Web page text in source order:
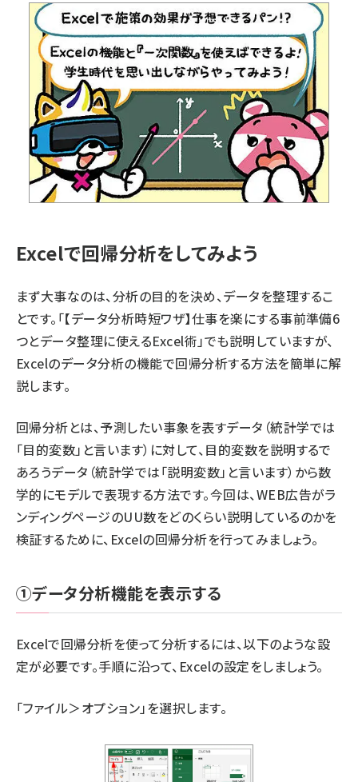
Excelで回帰分析をしてみよう
まず大事なのは、分析の目的を決め、データを整理するこ
とです。「【データ分析時短ワザ】仕事を楽にする事前準備6
つとデータ整理に使えるExcel術」でも説明していますが、
Excelのデータ分析の機能で回帰分析する方法を簡単に解
説します。
回帰分析とは、予測したい事象を表すデータ（統計学では
「目的変数」と言います）に対して、目的変数を説明するで
あろうデータ（統計学では「説明変数」と言います）から数
学的にモデルで表現する方法です。今回は、WEB広告がラ
ンディングページのUU数をどのくらい説明しているのかを
検証するために、Excelの回帰分析を行ってみましょう。
①データ分析機能を表示する
Excelで回帰分析を使って分析するには、以下のような設
定が必要です。手順に沿って、Excelの設定をしましょう。
「ファイル＞オプション」を選択します。